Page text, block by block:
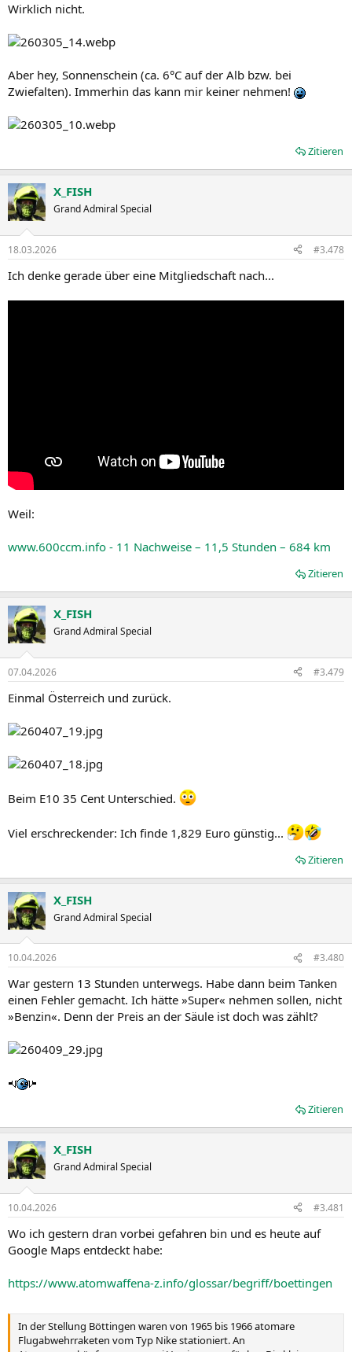
Wirklich nicht.
Aber hey, Sonnenschein (ca. 6°C auf der Alb bzw. bei
Zwiefalten). Immerhin das kann mir keiner nehmen!
Zitieren
X_FISH
Grand Admiral Special
18.03.2026 #3.478
Ich denke gerade über eine Mitgliedschaft nach...
Weil:
www.600ccm.info - 11 Nachweise – 11,5 Stunden – 684 km
Zitieren
X_FISH
Grand Admiral Special
07.04.2026 #3.479
Einmal Österreich und zurück.
Beim E10 35 Cent Unterschied.
Viel erschreckender: Ich finde 1,829 Euro günstig...
Zitieren
X_FISH
Grand Admiral Special
10.04.2026 #3.480
War gestern 13 Stunden unterwegs. Habe dann beim Tanken
einen Fehler gemacht. Ich hätte »Super« nehmen sollen, nicht
»Benzin«. Denn der Preis an der Säule ist doch was zählt?
Zitieren
X_FISH
Grand Admiral Special
10.04.2026 #3.481
Wo ich gestern dran vorbei gefahren bin und es heute auf
Google Maps entdeckt habe:
https://www.atomwaffena-z.info/glossar/begriff/boettingen
In der Stellung Böttingen waren von 1965 bis 1966 atomare
Flugabwehrraketen vom Typ Nike stationiert. An